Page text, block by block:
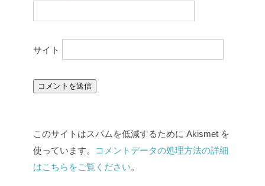
サイト
このサイトはスパムを低減するために Akismet を
使っています。
コメントデータの処理方法の詳細
はこちらをご覧ください。